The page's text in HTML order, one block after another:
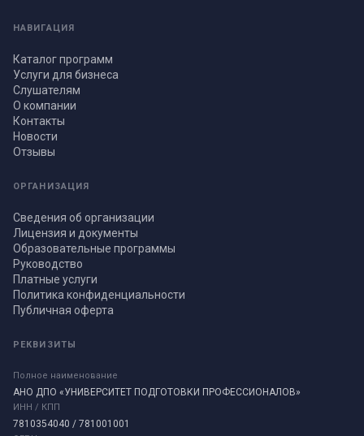
НАВИГАЦИЯ
Каталог программ
Услуги для бизнеса
Слушателям
О компании
Контакты
Новости
Отзывы
ОРГАНИЗАЦИЯ
Сведения об организации
Лицензия и документы
Образовательные программы
Руководство
Платные услуги
Политика конфиденциальности
Публичная оферта
РЕКВИЗИТЫ
Полное наименование
АНО ДПО «УНИВЕРСИТЕТ ПОДГОТОВКИ ПРОФЕССИОНАЛОВ»
ИНН / КПП
7810354040 / 781001001